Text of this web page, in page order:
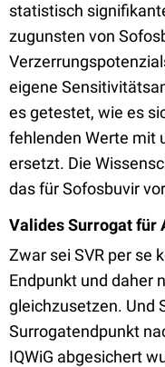
statistisch
zugunsten von
eigene
es getestet, wie es
fehlenden Werte mit
ersetzt. Die
das für Sofosbuvir
Valides Surrogat für
Zwar sei SVR per se
Endpunkt und daher
gleichzusetzen. Und
Surrogatendpunkt
IQWiG abgesichert